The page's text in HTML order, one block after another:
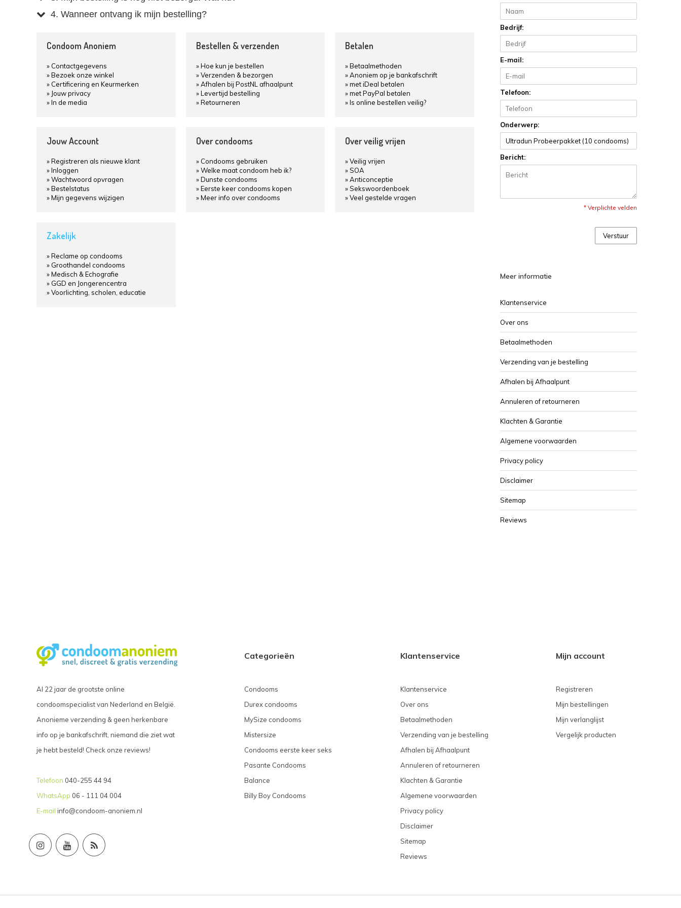
4. Wanneer ontvang ik mijn bestelling?
Condoom Anoniem
Contactgegevens
Bezoek onze winkel
Certificering en Keurmerken
Jouw privacy
In de media
Bestellen & verzenden
Hoe kun je bestellen
Verzenden & bezorgen
Afhalen bij PostNL afhaalpunt
Levertijd bestelling
Retourneren
Betalen
Betaalmethoden
Anoniem op je bankafschrift
met iDeal betalen
met PayPal betalen
Is online bestellen veilig?
Jouw Account
Registreren als nieuwe klant
Inloggen
Wachtwoord opvragen
Bestelstatus
Mijn gegevens wijzigen
Over condooms
Condooms gebruiken
Welke maat condoom heb ik?
Dunste condooms
Eerste keer condooms kopen
Meer info over condooms
Over veilig vrijen
Veilig vrijen
SOA
Anticonceptie
Sekswoordenboek
Veel gestelde vragen
Zakelijk
Reclame op condooms
Groothandel condooms
Medisch & Echografie
GGD en Jongerencentra
Voorlichting, scholen, educatie
Bedrijf:
E-mail:
Telefoon:
Onderwerp:
Bericht:
* Verplichte velden
Verstuur
Meer informatie
Klantenservice
Over ons
Betaalmethoden
Verzending van je bestelling
Afhalen bij Afhaalpunt
Annuleren of retourneren
Klachten & Garantie
Algemene voorwaarden
Privacy policy
Disclaimer
Sitemap
Reviews
Al 22 jaar de grootste online
condoomspecialist van Nederland en België.
Anonieme verzending & geen herkenbare
info op je bankafschrift, niemand die ziet wat
je hebt besteld! Check onze reviews!
Telefoon 040-255 44 94
WhatsApp 06 - 111 04 004
E-mail info@condoom-anoniem.nl
Categorieën
Condooms
Durex condooms
MySize condooms
Mistersize
Condooms eerste keer seks
Pasante Condooms
Balance
Billy Boy Condooms
Klantenservice
Klantenservice
Over ons
Betaalmethoden
Verzending van je bestelling
Afhalen bij Afhaalpunt
Annuleren of retourneren
Klachten & Garantie
Algemene voorwaarden
Privacy policy
Disclaimer
Sitemap
Reviews
Mijn account
Registreren
Mijn bestellingen
Mijn verlanglijst
Vergelijk producten